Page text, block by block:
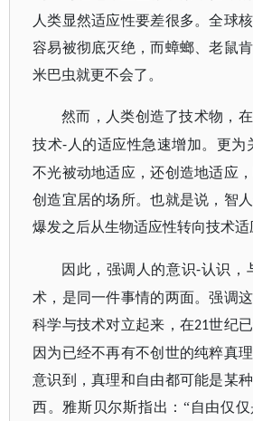
人类显然适应性要差很多。全球
容易被彻底灭绝，而蟑螂、老鼠
米巴虫就更不会了。
然而，人类创造了技术物，
技术- 人的适应性急速增加。更为
不光被动地适应，还创造地适应
创造宜居的场所。也就是说，智
爆发之后从生物适应性转向技术适
因此，强调人的意识-认识，
术，是同一件事情的两面。强调
科学与技术对立起来，在21世纪
因为已经不再有不创世的纯粹真
意识到，真理和自由都可能是某
西。雅斯贝尔斯指出：“自由仅